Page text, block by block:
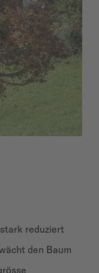
reduziert
den Baum